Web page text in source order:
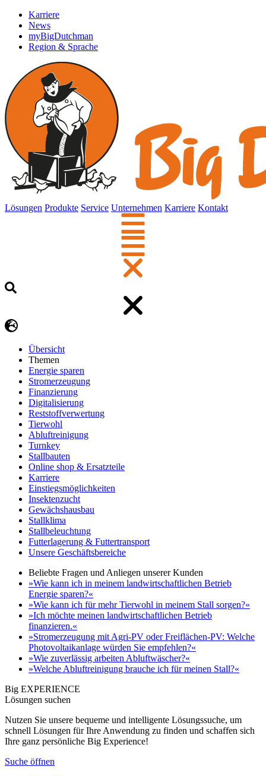
Karriere
News
myBigDutchman
Region & Sprache
Lösungen Produkte Service Unternehmen Karriere Kontakt
Übersicht
Themen
Energie sparen
Stromerzeugung
Finanzierung
Digitalisierung
Reststoffverwertung
Tierwohl
Abluftreinigung
Turnkey
Stallbauten
Online shop & Ersatzteile
Karriere
Einstiegsmöglichkeiten
Insektenzucht
Gewächshausbau
Stallklima
Stallbeleuchtung
Futterlagerung & Futtertransport
Unsere Geschäftsbereiche
Beliebte Fragen und Anliegen unserer Kunden
»Wie kann ich in meinem landwirtschaftlichen Betrieb
Energie sparen?«
»Wie kann ich für mehr Tierwohl in meinem Stall sorgen?«
»Ich möchte meinen landwirtschaftlichen Betrieb
finanzieren.«
»Stromerzeugung mit Agri-PV oder Freiflächen-PV: Welche
Photovoltaikanlage würden Sie empfehlen?«
»Wie zuverlässig arbeiten Abluftwäscher?«
»Welche Abluftreinigung brauche ich für meinen Stall?«
Big EXPERIENCE
Lösungen suchen
Nutzen Sie unsere bequeme und intelligente Lösungssuche, um
schnell Lösungen für Ihre Anwendung zu finden und schaffen sich
Ihre ganz persönliche Big Experience!
Suche öffnen